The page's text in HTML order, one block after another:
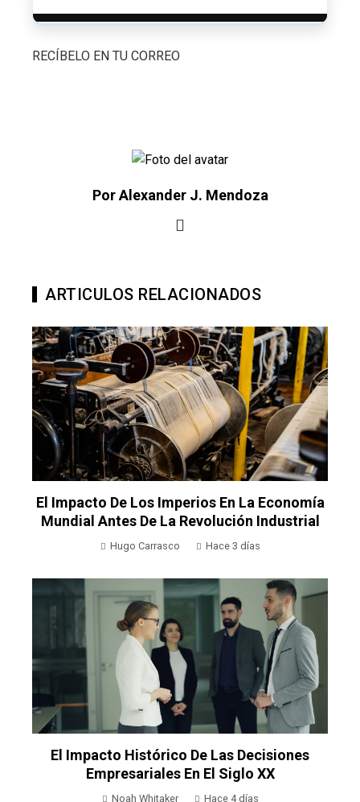
RECÍBELO EN TU CORREO
Por Alexander J. Mendoza
ARTICULOS RELACIONADOS
El Impacto De Los Imperios En La Economía
Mundial Antes De La Revolución Industrial
Hugo Carrasco Hace 3 días
El Impacto Histórico De Las Decisiones
Empresariales En El Siglo XX
Noah Whitaker Hace 4 días